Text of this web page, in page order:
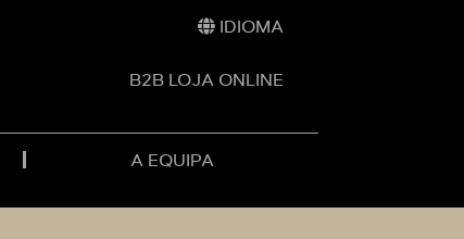
IDIOMA
B2B LOJA ONLINE
A EQUIPA